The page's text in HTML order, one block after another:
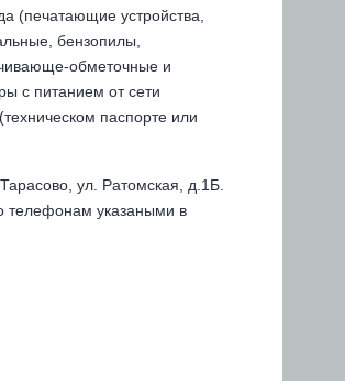
(печатающие устройства,
бензопилы,
обметочные и
с питанием от сети
паспорте или
ул. Ратомская, д.1Б.
телефонам указаными в